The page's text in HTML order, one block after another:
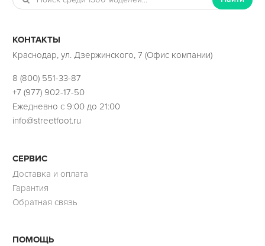
КОНТАКТЫ
Краснодар, ул. Дзержинского, 7 (Офис компании)
8 (800) 551-33-87
+7 (977) 902-17-50
Ежедневно с 9:00 до 21:00
info@streetfoot.ru
СЕРВИС
Доставка и оплата
Гарантия
Обратная связь
ПОМОЩЬ